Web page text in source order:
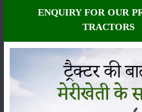
ENQUIRY FOR OUR
TRACTORS